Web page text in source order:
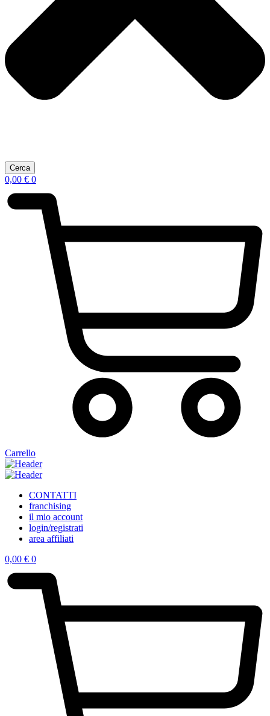
Cerca
0,00 € 0
Carrello
CONTATTI
franchising
il mio account
login/registrati
area affiliati
0,00 € 0